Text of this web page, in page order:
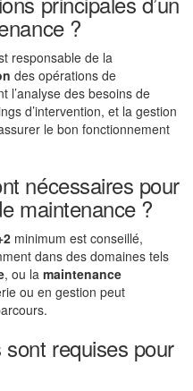
?
responsable de la
des opérations de
l’analyse des besoins de
d’intervention, et la gestion
le bon fonctionnement
nécessaires pour
maintenance ?
minimum est conseillé,
dans des domaines tels
, ou la maintenance
ou en gestion peut
requises pour